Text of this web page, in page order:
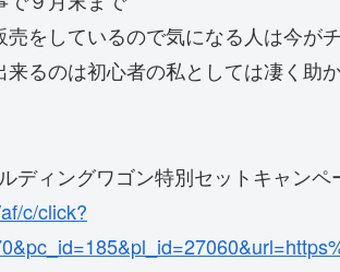
をしているので気になる人は今が
るのは初心者の私としては凄く助
ディングワゴン特別セットキャン
c/click?